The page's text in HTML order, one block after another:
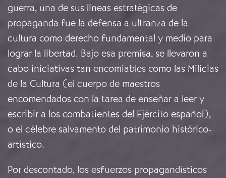
guerra, una de sus líneas estratégicas de
propaganda fue la defensa a ultranza de la
cultura como derecho fundamental y medio para
lograr la libertad. Bajo esa premisa, se llevaron a
cabo iniciativas tan encomiables como las Milicias
de la Cultura (el cuerpo de maestros
encomendados con la tarea de enseñar a leer y
escribir a los combatientes del Ejército español),
o el célebre salvamento del patrimonio histórico-
artístico.
Por descontado, los esfuerzos propagandísticos